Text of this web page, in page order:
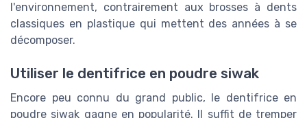
l'environnement, contrairement aux brosses à dents
classiques en plastique qui mettent des années à se
décomposer.
Utiliser le dentifrice en poudre siwak
Encore peu connu du grand public, le dentifrice en
poudre siwak gagne en popularité. Il suffit de tremper